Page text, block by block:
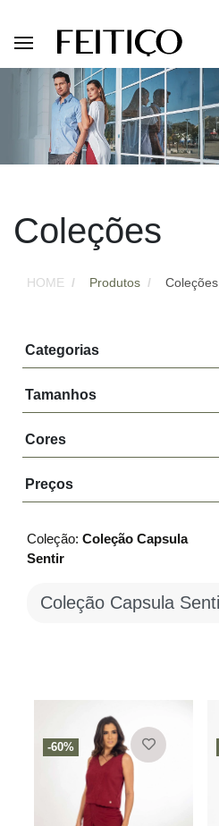
Coleções
HOME Produtos Coleções
Categorias
Tamanhos
Cores
Preços
Coleção: Coleção Capsula
Sentir
-60%